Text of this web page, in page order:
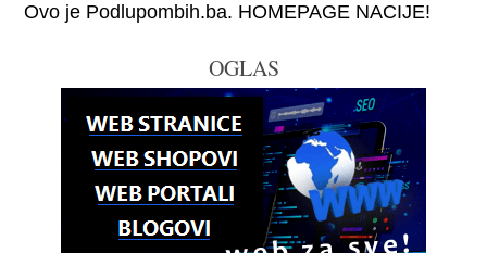
Ovo je Podlupombih.ba. HOMEPAGE NACIJE!
OGLAS